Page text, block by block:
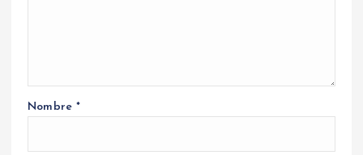
Nombre*